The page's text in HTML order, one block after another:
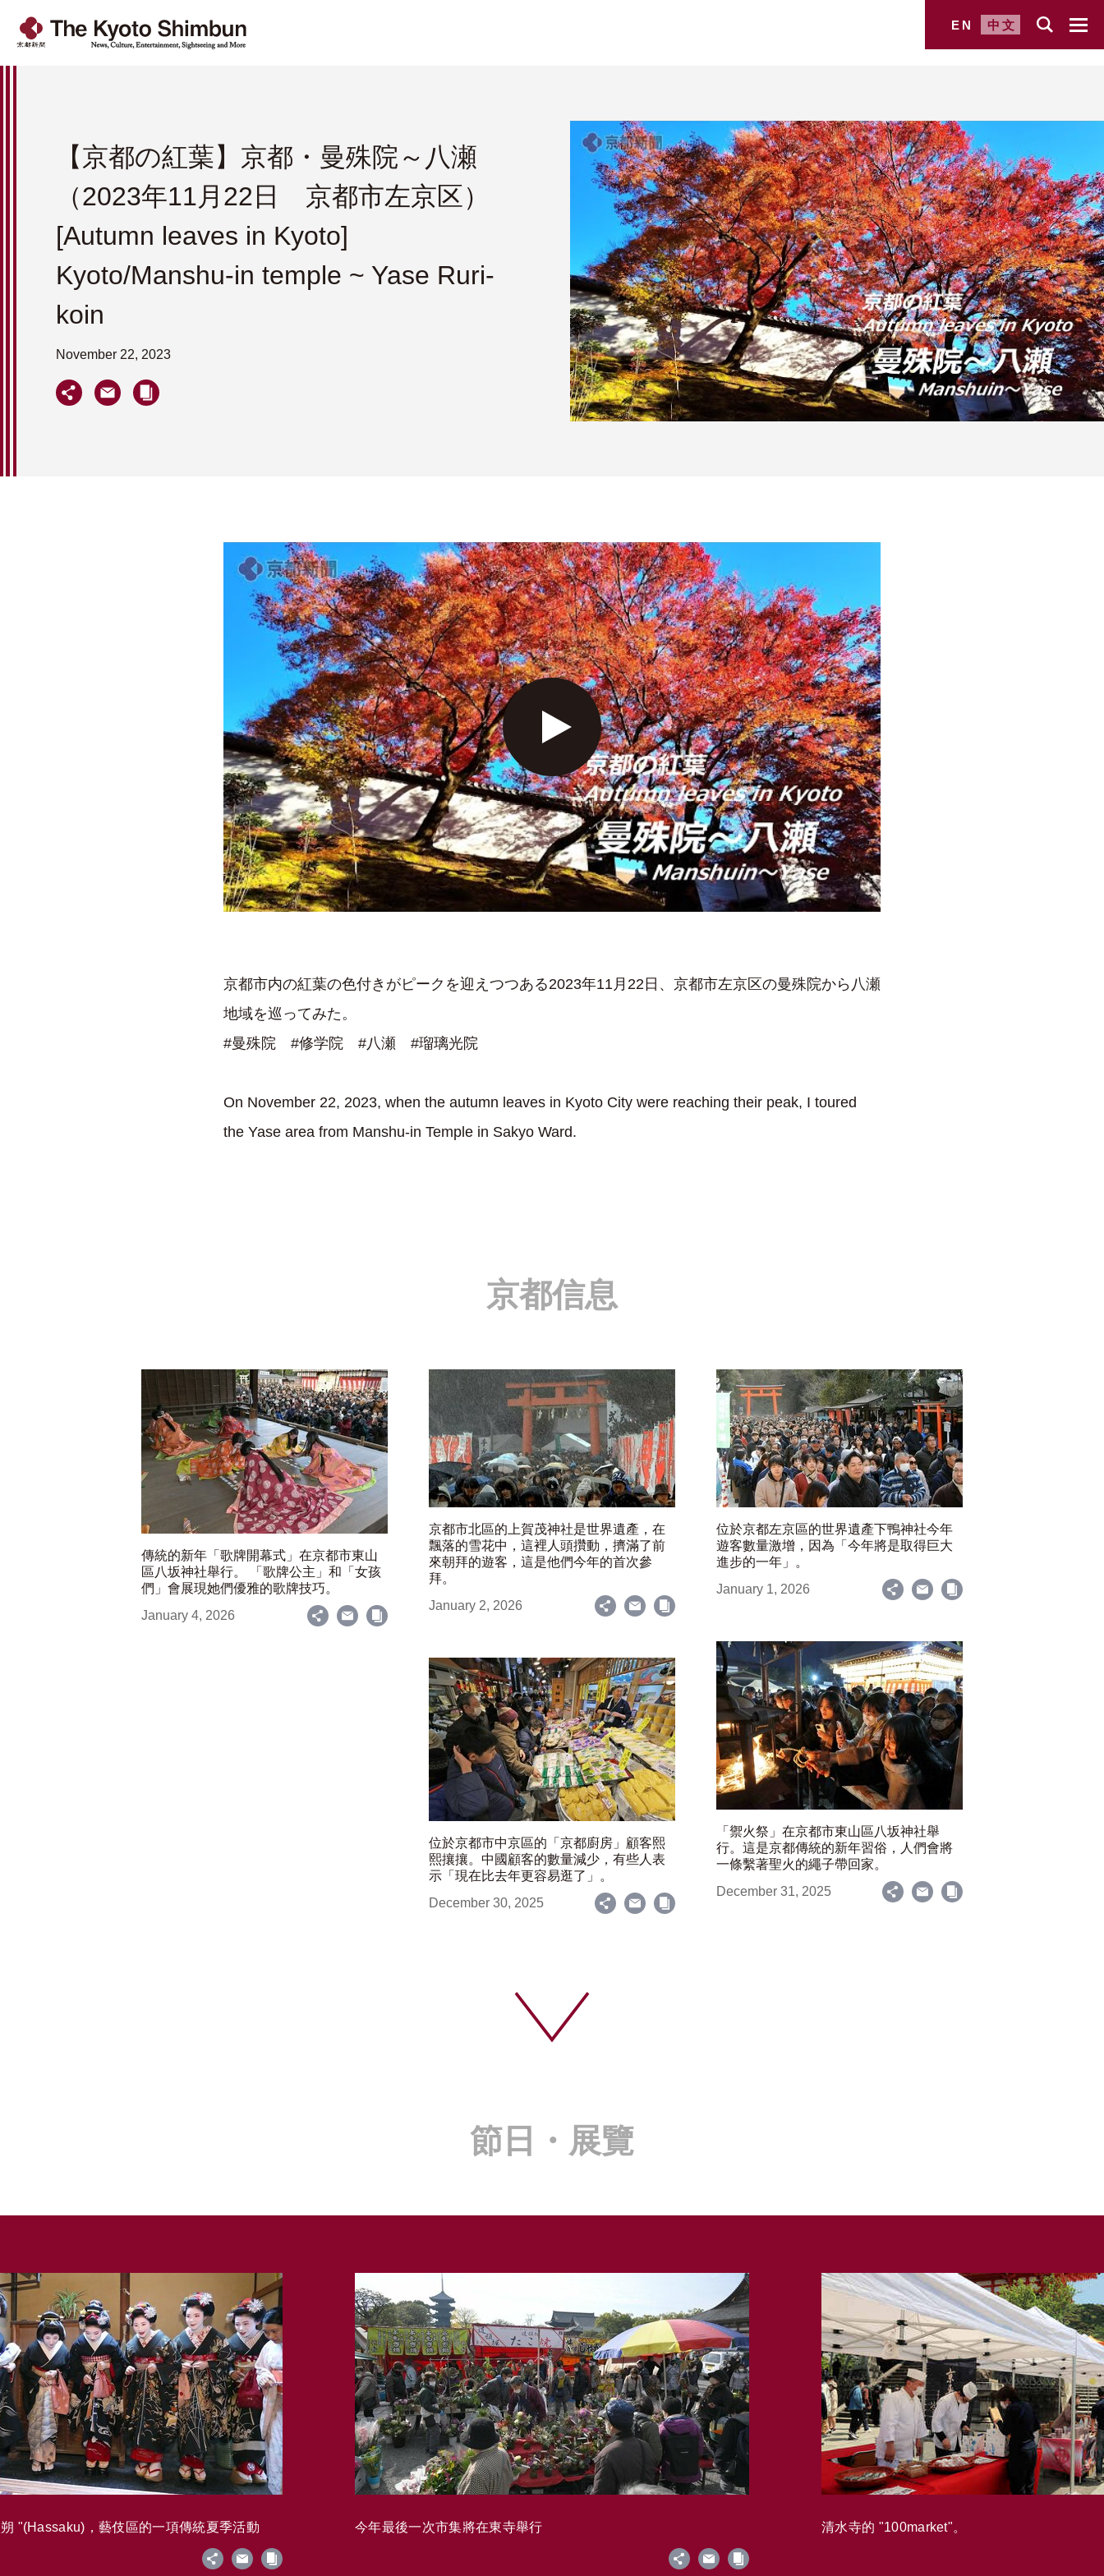
EN 中文
【京都の紅葉】京都・曼殊院～八瀬
（2023年11月22日 京都市左京区）
[Autumn leaves in Kyoto]
Kyoto/Manshu-in temple ~ Yase Ruri-
koin
November 22, 2023
京都市内の紅葉の色付きがピークを迎えつつある2023年11月22日、京都市左京区の曼殊院から八瀬
地域を巡ってみた。
#曼殊院 #修学院 #八瀬 #瑠璃光院
On November 22, 2023, when the autumn leaves in Kyoto City were reaching their peak, I toured
the Yase area from Manshu-in Temple in Sakyo Ward.
京都信息
傳統的新年「歌牌開幕式」在京都市東山
區八坂神社舉行。 「歌牌公主」和「女孩
們」會展現她們優雅的歌牌技巧。
January 4, 2026
京都市北區的上賀茂神社是世界遺產，在
飄落的雪花中，這裡人頭攢動，擠滿了前
來朝拜的遊客，這是他們今年的首次參
拜。
January 2, 2026
位於京都左京區的世界遺產下鴨神社今年
遊客數量激增，因為「今年將是取得巨大
進步的一年」。
January 1, 2026
「禦火祭」在京都市東山區八坂神社舉
行。這是京都傳統的新年習俗，人們會將
一條繫著聖火的繩子帶回家。
December 31, 2025
位於京都市中京區的「京都廚房」顧客熙
熙攘攘。中國顧客的數量減少，有些人表
示「現在比去年更容易逛了」。
December 30, 2025
節日・展覽
"(Hassaku)，藝伎區的一項傳統夏季活動 今年最後一次市集將在東寺舉行 清水寺的 "100market"。